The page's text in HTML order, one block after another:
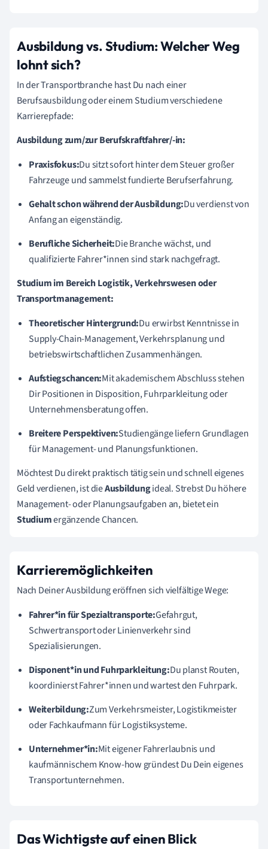
Ausbildung vs. Studium: Welcher Weg
lohnt sich?
In der Transportbranche hast Du nach einer
Berufsausbildung oder einem Studium verschiedene
Karrierepfade:
Ausbildung zum/zur Berufskraftfahrer/-in:
Praxisfokus:Du sitzt sofort hinter dem Steuer großer
Fahrzeuge und sammelst fundierte Berufserfahrung.
Gehalt schon während der Ausbildung:Du verdienst von
Anfang an eigenständig.
Berufliche Sicherheit:Die Branche wächst, und
qualifizierte Fahrer*innen sind stark nachgefragt.
Studium im Bereich Logistik, Verkehrswesen oder
Transportmanagement:
Theoretischer Hintergrund:Du erwirbst Kenntnisse in
Supply-Chain-Management, Verkehrsplanung und
betriebswirtschaftlichen Zusammenhängen.
Aufstiegschancen:Mit akademischem Abschluss stehen
Dir Positionen in Disposition, Fuhrparkleitung oder
Unternehmensberatung offen.
Breitere Perspektiven:Studiengänge liefern Grundlagen
für Management- und Planungsfunktionen.
Möchtest Du direkt praktisch tätig sein und schnell eigenes
Geld verdienen, ist dieAusbildungideal. Strebst Du höhere
Management- oder Planungsaufgaben an, bietet ein
Studiumergänzende Chancen.
Karrieremöglichkeiten
Nach Deiner Ausbildung eröffnen sich vielfältige Wege:
Fahrer*in für Spezialtransporte:Gefahrgut,
Schwertransport oder Linienverkehr sind
Spezialisierungen.
Disponent*in und Fuhrparkleitung:Du planst Routen,
koordinierst Fahrer*innen und wartest den Fuhrpark.
Weiterbildung:Zum Verkehrsmeister, Logistikmeister
oder Fachkaufmann für Logistiksysteme.
Unternehmer*in:Mit eigener Fahrerlaubnis und
kaufmännischem Know-how gründest Du Dein eigenes
Transportunternehmen.
Das Wichtigste auf einen Blick